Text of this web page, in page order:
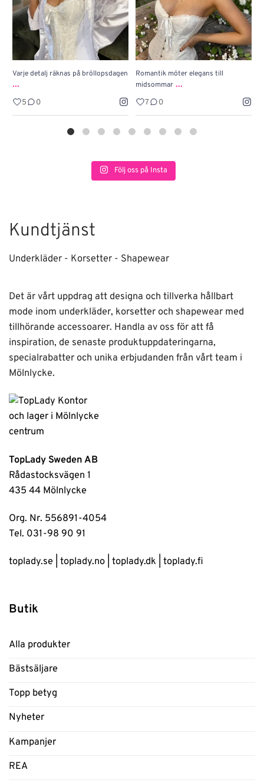
Varje detalj räknas på bröllopsdagen
...
5 0
Romantik möter elegans till
midsommar ...
7 0
Följ oss på Insta
Kundtjänst
Underkläder - Korsetter - Shapewear
Det är vårt uppdrag att designa och tillverka hållbart
mode inom underkläder, korsetter och shapewear med
tillhörande accessoarer. Handla av oss för att få
inspiration, de senaste produktuppdateringarna,
specialrabatter och unika erbjudanden från vårt team i
Mölnlycke.
TopLady Sweden AB
Rådastocksvägen 1
435 44 Mölnlycke
Org. Nr. 556891-4054
Tel. 031-98 90 91
toplady.se toplady.no toplady.dk toplady.fi
Butik
Alla produkter
Bästsäljare
Topp betyg
Nyheter
Kampanjer
REA